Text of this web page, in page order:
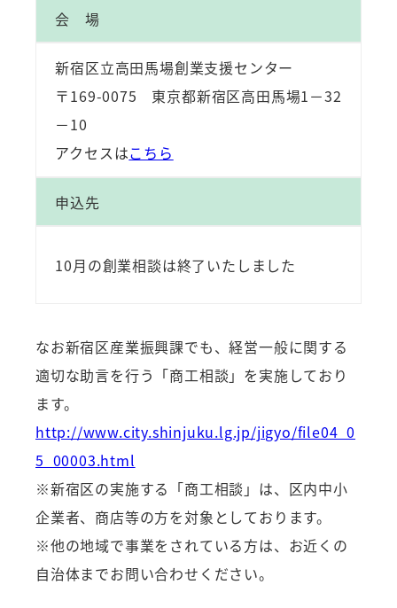
会 場
新宿区立高田馬場創業支援センター
〒169-0075 東京都新宿区高田馬場1－32
－10
アクセスはこちら
申込先
10月の創業相談は終了いたしました
なお新宿区産業振興課でも、経営一般に関する
適切な助言を行う「商工相談」を実施しており
ます。
http://www.city.shinjuku.lg.jp/jigyo/file04_0
5_00003.html
※新宿区の実施する「商工相談」は、区内中小
企業者、商店等の方を対象としております。
※他の地域で事業をされている方は、お近くの
自治体までお問い合わせください。